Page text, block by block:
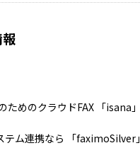
ためのクラウドFAX 「isana」
テム連携なら 「faximoSilver」